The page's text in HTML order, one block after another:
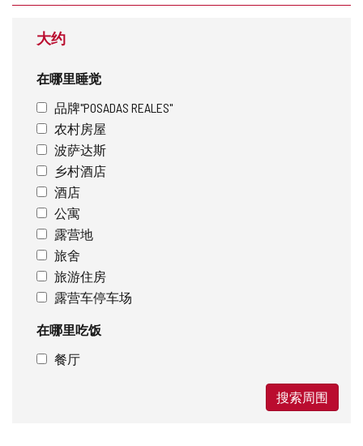
大约
在哪里睡觉
品牌"POSADAS REALES"
农村房屋
波萨达斯
乡村酒店
酒店
公寓
露营地
旅舍
旅游住房
露营车停车场
在哪里吃饭
餐厅
搜索周围